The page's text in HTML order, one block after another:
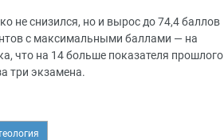
не снизился, но и вырос до 74,4 баллов
с максимальными баллами — на
что на 14 больше показателя прошлого
три экзамена.